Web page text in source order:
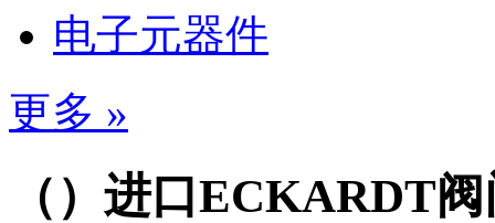
电子元器件
更多 »
（）进口ECKARDT